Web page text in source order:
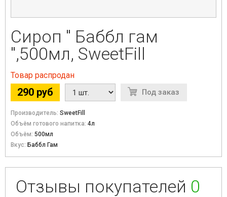
Сироп " Баббл гам
",500мл, SweetFill
Товар распродан
290 руб Под заказ
Производитель: SweetFill
Объём готового напитка: 4л
Объём: 500мл
Вкус: Баббл Гам
Отзывы покупателей 0